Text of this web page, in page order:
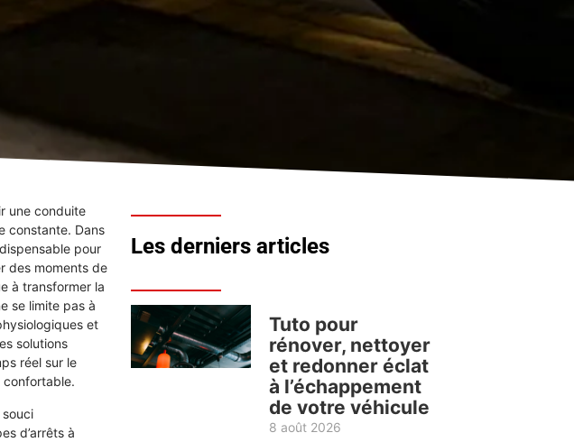
une conduite
constante. Dans
pour
des moments de
à transformer la
se limite pas à
et
solutions
réel sur le
d’arrêts à
Les derniers articles
Tuto pour
rénover, nettoyer
et redonner éclat
à l’échappement
de votre véhicule
8 août 2026